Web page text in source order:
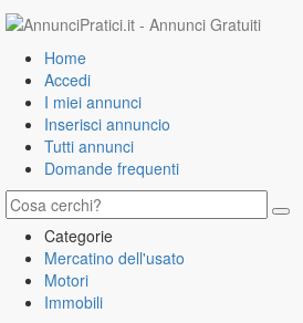
Home
Accedi
I miei annunci
Inserisci annuncio
Tutti annunci
Domande frequenti
Categorie
Mercatino dell'usato
Motori
Immobili
Annunci
usato
Annunci gratuiti
per pubblicare
appartamenti,
annunci